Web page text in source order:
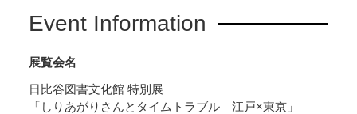
「しりあがり流に解釈した北斎ワールド」で注
本展ではこれまで発表した北斎のパロディー作
Event Information
展覧会名
日比谷図書文化館 特別展
「しりあがりさんとタイムトラブル 江戸×東京」